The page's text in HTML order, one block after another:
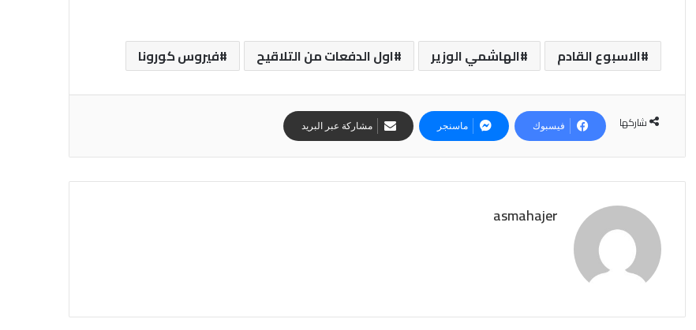
الاسبوع القادم الهاشمي الوزير اول الدفعات من التلاقيح فيروس كورونا
شاركها فيسبوك ماسنجر مشاركة عبر البريد
asmahajer